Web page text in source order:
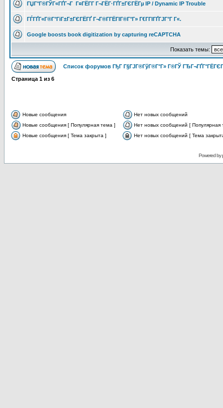
ГЏГ°Г®ГЎГ«ГҐГ¬Г Г¤ГЁГ­Г Г¬ГЁГ·ГҐГ±ГЄГЁГµ IP / Dynamic IP Trouble
ГЃГҐГ«Г®Г°ГіГ±Г±ГЄГЁГҐ Г¬Г®Г­ГЁГІГ®Г°Г» Г€Г­ГІГҐГЈГ°Г Г«.
Google boosts book digitization by capturing reCAPTCHA
Показать темы:
Список форумов ГђГ Г§ГЈГ®ГўГ®Г°Г» Г®ГЎ
Страница 1 из 6
Новые сообщения
Нет новых сообщений
Новые сообщения [ Популярная тема ]
Нет новых сообщений [ Популярная
Новые сообщения [ Тема закрыта ]
Нет новых сообщений [ Тема
Powered by